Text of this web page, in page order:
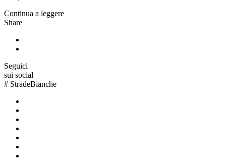
Continua a leggere
Share
Seguici
sui social
# StradeBianche